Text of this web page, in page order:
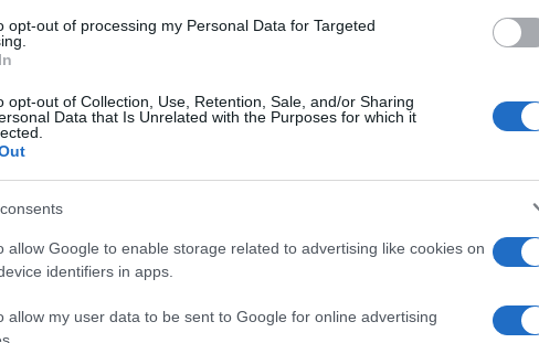
opt-out of processing my Personal Data for Targeted
opt-out of Collection, Use, Retention, Sale, and/or Sharing
Data that Is Unrelated with the Purposes for which it
allow Google to enable storage related to advertising like cookies on
identifiers in apps.
allow my user data to be sent to Google for online advertising
aanslag
van de gegevens die ze hebben ontvangen,
Het is belangrijk om deze aanslag zorgvuldig te
boetes of betalingen.